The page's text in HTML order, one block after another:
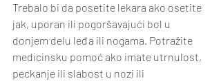
Trebalo bi da posetite lekara ako osetite
jak, uporan ili pogoršavajući bol u
donjem delu leđa ili nogama. Potražite
medicinsku pomoć ako imate utrnulost,
peckanje ili slabost u nozi ili